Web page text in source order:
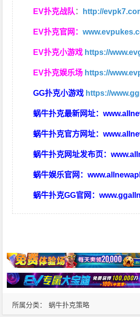
所属分类： 蜗牛扑克策略
EV扑克战队 ： http://
EV扑克官网：
EV扑克小游戏 https://
EV扑克娱乐场 https://
GG扑克小游戏 https://
蜗牛扑克最新网址：
蜗牛扑克官方网址：
蜗牛扑克网址发布页：
蜗牛娱乐官网：
蜗牛扑克GG官网：